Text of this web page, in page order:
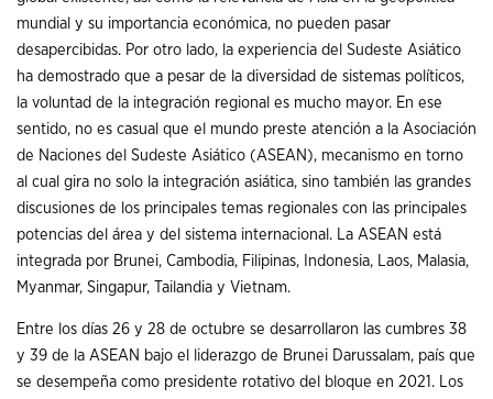
mundial y su importancia económica, no pueden pasar
desapercibidas. Por otro lado, la experiencia del Sudeste Asiático
ha demostrado que a pesar de la diversidad de sistemas políticos,
la voluntad de la integración regional es mucho mayor. En ese
sentido, no es casual que el mundo preste atención a la Asociación
de Naciones del Sudeste Asiático (ASEAN), mecanismo en torno
al cual gira no solo la integración asiática, sino también las grandes
discusiones de los principales temas regionales con las principales
potencias del área y del sistema internacional. La ASEAN está
integrada por Brunei, Cambodia, Filipinas, Indonesia, Laos, Malasia,
Myanmar, Singapur, Tailandia y Vietnam.
Entre los días 26 y 28 de octubre se desarrollaron las cumbres 38
y 39 de la ASEAN bajo el liderazgo de Brunei Darussalam, país que
se desempeña como presidente rotativo del bloque en 2021. Los